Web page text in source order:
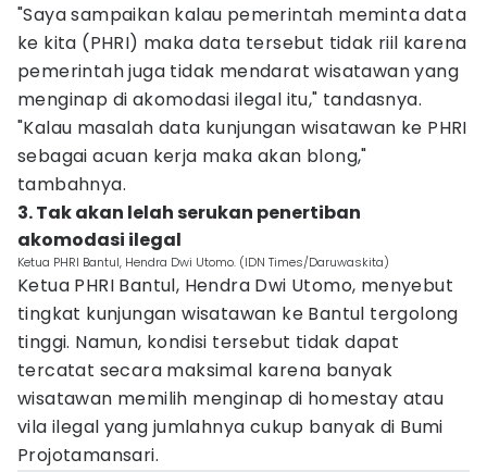
"Saya sampaikan kalau pemerintah meminta data
ke kita (PHRI) maka data tersebut tidak riil karena
pemerintah juga tidak mendarat wisatawan yang
menginap di akomodasi ilegal itu," tandasnya.
"Kalau masalah data kunjungan wisatawan ke PHRI
sebagai acuan kerja maka akan blong,"
tambahnya.
3. Tak akan lelah serukan penertiban
akomodasi ilegal
Ketua PHRI Bantul, Hendra Dwi Utomo. (IDN Times/Daruwaskita)
Ketua PHRI Bantul, Hendra Dwi Utomo, menyebut
tingkat kunjungan wisatawan ke Bantul tergolong
tinggi. Namun, kondisi tersebut tidak dapat
tercatat secara maksimal karena banyak
wisatawan memilih menginap di homestay atau
vila ilegal yang jumlahnya cukup banyak di Bumi
Projotamansari.